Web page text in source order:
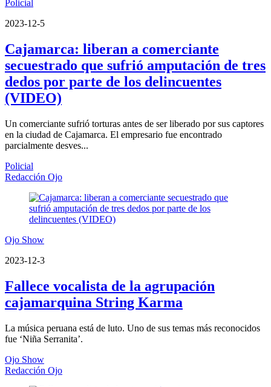
Policial
2023-12-5
Cajamarca: liberan a comerciante
secuestrado que sufrió amputación de tres
dedos por parte de los delincuentes
(VIDEO)
Un comerciante sufrió torturas antes de ser liberado por sus captores
en la ciudad de Cajamarca. El empresario fue encontrado
parcialmente desves...
Policial
Redacción Ojo
Ojo Show
2023-12-3
Fallece vocalista de la agrupación
cajamarquina String Karma
La música peruana está de luto. Uno de sus temas más reconocidos
fue ‘Niña Serranita’.
Ojo Show
Redacción Ojo